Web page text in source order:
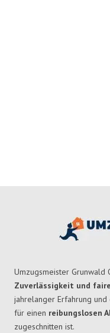
Umzugsmeister Grunwald
Zuverlässigkeit und
jahrelanger Erfahrung
für einen reibungslosen
zugeschnitten ist.